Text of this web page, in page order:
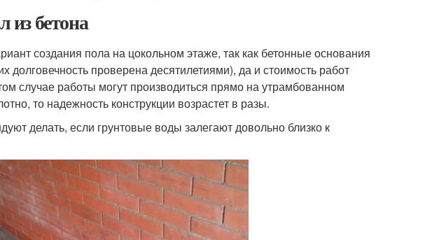
из бетона
создания пола на цокольном этаже, так как бетонные основания
проверена десятилетиями), да и стоимость работ
случае работы могут производиться прямо на утрамбованном
то надежность конструкции возрастет в разы.
делать, если грунтовые воды залегают довольно близко к